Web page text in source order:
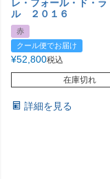
レ・フォール・ド・ラ
ル ２０１６
赤
クール便でお届け
¥52,800税込
在庫切れ
詳細を見る